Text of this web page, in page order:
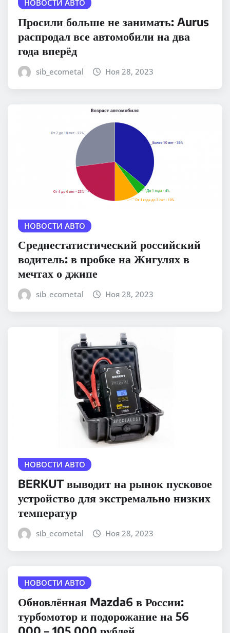
НОВОСТИ АВТО
Просили больше не занимать: Aurus
распродал все автомобили на два
года вперёд
sib_ecometal Ноя 28, 2023
НОВОСТИ АВТО
Среднестатистический российский
водитель: в пробке на Жигулях в
мечтах о джипе
sib_ecometal Ноя 28, 2023
НОВОСТИ АВТО
BERKUT выводит на рынок пусковое
устройство для экстремально низких
температур
sib_ecometal Ноя 28, 2023
НОВОСТИ АВТО
Обновлённая Mazda6 в России:
турбомотор и подорожание на 56